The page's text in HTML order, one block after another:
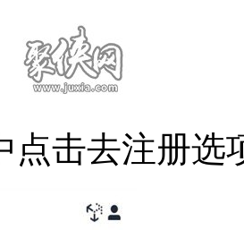
点击去注册选